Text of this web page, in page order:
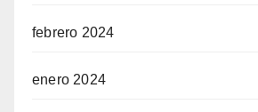
febrero 2024
enero 2024